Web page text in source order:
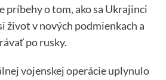
príbehy o tom, ako sa Ukrajinci
život v nových podmienkach a
po rusky.
vojenskej operácie uplynulo